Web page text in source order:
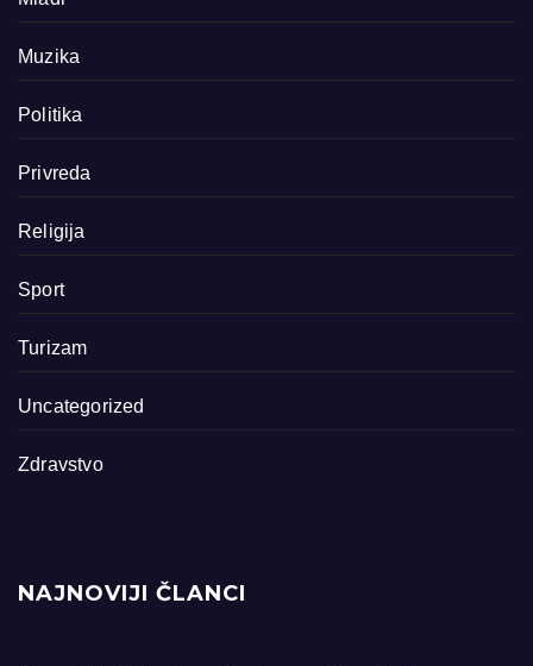
Muzika
Politika
Privreda
Religija
Sport
Turizam
Uncategorized
Zdravstvo
NAJNOVIJI ČLANCI